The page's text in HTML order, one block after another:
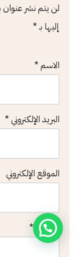
لن يتم نشر عنوان
إليها بـ*
الاسم*
البريد الإلكتروني*
الموقع الإلكتروني
التعليق*